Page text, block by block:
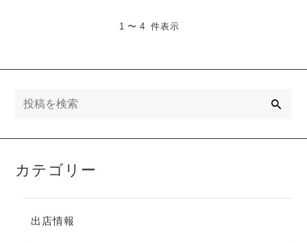
1 〜 4 件表示
カテゴリー
出店情報